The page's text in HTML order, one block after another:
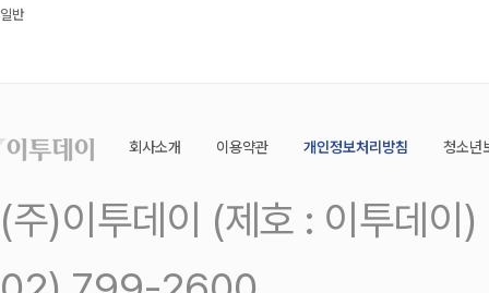
일반
회사소개 이용약관 개인정보처리방침 청소년
(주)이투데이 (제호 : 이투데